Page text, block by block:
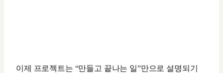
이제 프로젝트는 “만들고 끝나는 일”만으로 설명되기